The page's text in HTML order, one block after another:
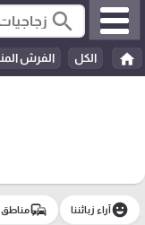
search
home الكل الفرش
emoji_emotionsآراء زبائننا commuteمناطق